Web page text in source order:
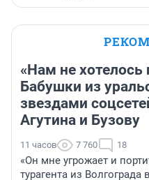
«Нам не хотелось
Бабушки из
звездами
Агутина и Бузову
11 часов 7 760 18
«Он мне угрожает и
турагента из